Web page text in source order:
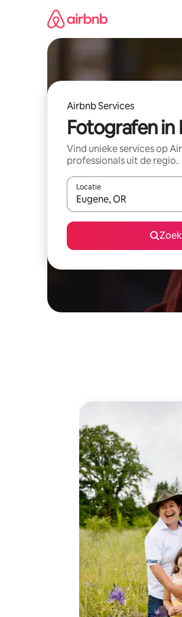
Airbnb Services
Fotografen in
Vind unieke services op
professionals uit de regio.
Locatie
Wanneer er suggesties